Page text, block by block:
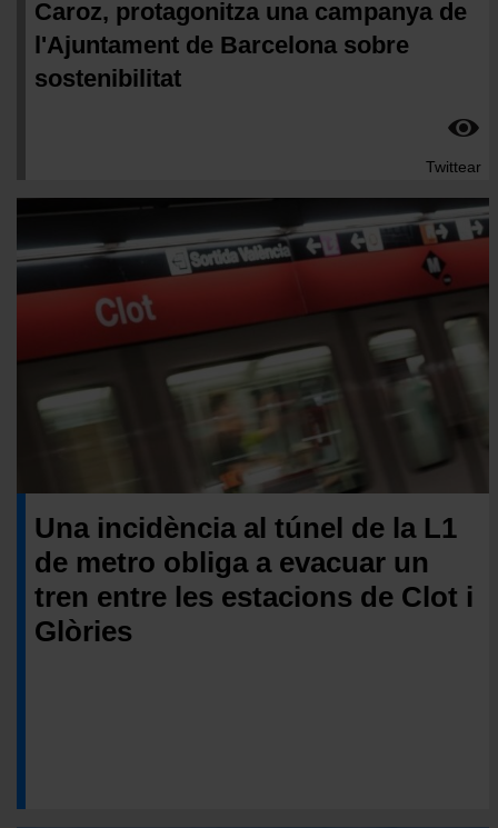
Caroz, protagonitza una campanya de
l'Ajuntament de Barcelona sobre
sostenibilitat
Twittear
Una incidència al túnel de la L1
de metro obliga a evacuar un
tren entre les estacions de Clot i
Glòries